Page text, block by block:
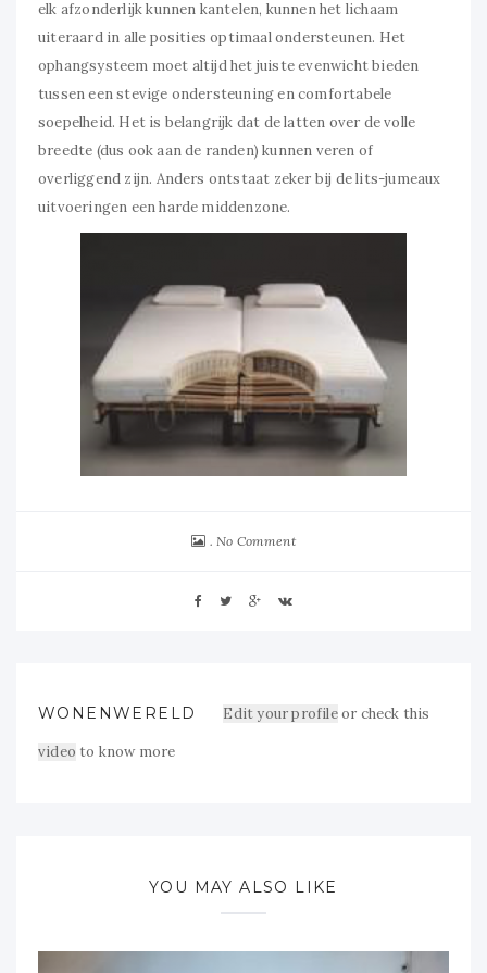
elk afzonderlijk kunnen kantelen, kunnen het lichaam
uiteraard in alle posities optimaal ondersteunen. Het
ophangsysteem moet altijd het juiste evenwicht bieden
tussen een stevige ondersteuning en comfortabele
soepelheid. Het is belangrijk dat de latten over de volle
breedte (dus ook aan de randen) kunnen veren of
overliggend zijn. Anders ontstaat zeker bij de lits-jumeaux
uitvoeringen een harde middenzone.
No Comment
WONENWERELD Edit your profileor check this
video to know more
YOU MAY ALSO LIKE